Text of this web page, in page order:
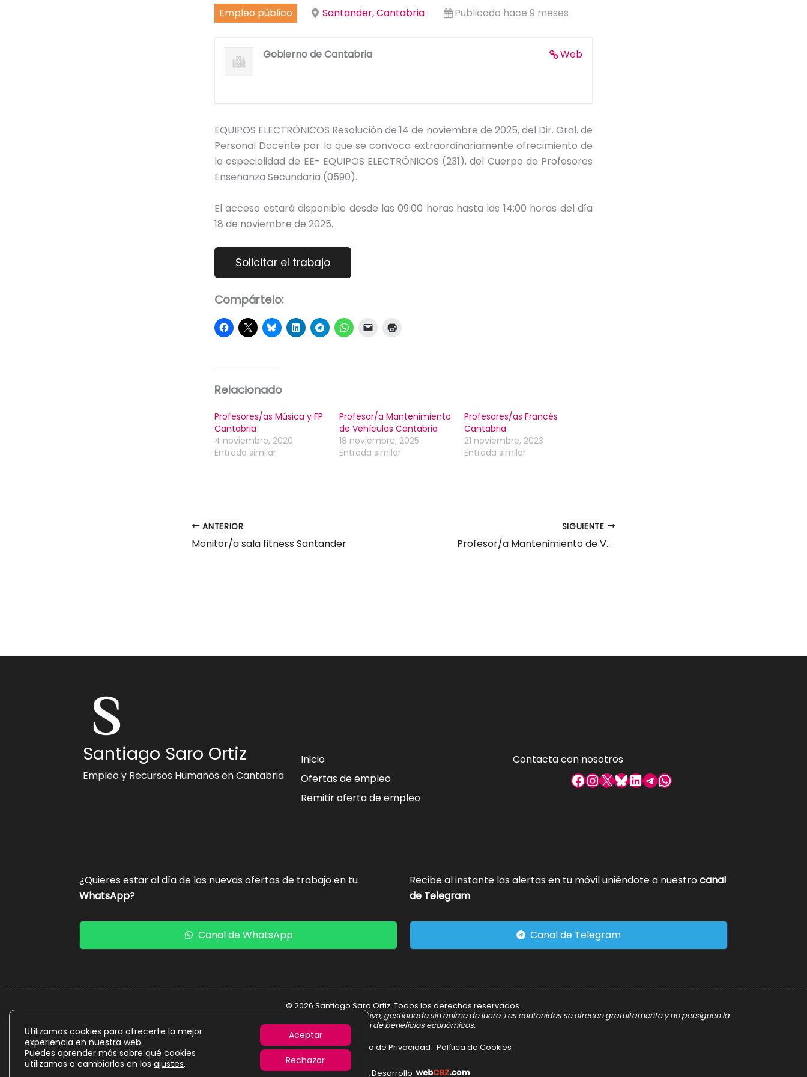
Empleo público Santander, Cantabria Publicado hace 9 meses
Web
Gobierno de Cantabria
EQUIPOS ELECTRÓNICOS Resolución de 14 de noviembre de 2025, del Dir. Gral. de
Personal Docente por la que se convoca extraordinariamente ofrecimiento de
la especialidad de EE- EQUIPOS ELECTRÓNICOS (231), del Cuerpo de Profesores
Enseñanza Secundaria (0590).
El acceso estará disponible desde las 09:00 horas hasta las 14:00 horas del día
18 de noviembre de 2025.
Compártelo:
Relacionado
Profesores/as Música y FP
Cantabria
4 noviembre, 2020
Entrada similar
Profesor/a Mantenimiento
de Vehículos Cantabria
18 noviembre, 2025
Entrada similar
Profesores/as Francés
Cantabria
21 noviembre, 2023
Entrada similar
ANTERIOR
Monitor/a sala fitness Santander
SIGUIENTE
Profesor/a Mantenimiento de Vehículos Cantabria
Santiago Saro Ortiz
Empleo y Recursos Humanos en Cantabria
Inicio
Ofertas de empleo
Remitir oferta de empleo
Contacta con nosotros
Facebook
Instagram
X Bluesky
LinkedIn
Telegram
WhatsApp
¿Quieres estar al día de las nuevas ofertas de trabajo en tu
WhatsApp?
Canal de WhatsApp
Recibe al instante las alertas en tu móvil uniéndote a nuestrocanal
de Telegram
Canal de Telegram
© 2026 Santiago Saro Ortiz. Todos los derechos reservados.
La presente web es un proyecto personal de carácter informativo y divulgativo, gestionado sin ánimo de lucro. Los contenidos se ofrecen gratuitamente y no persiguen la
obtención de beneficios económicos.
Aviso Legal Política de Privacidad Política de Cookies
Diseño & Desarrollo
Utilizamos cookies para ofrecerte la mejor
experiencia en nuestra web.
Puedes aprender más sobre qué cookies
utilizamos o cambiarlas en los ajustes.
Aceptar
Rechazar